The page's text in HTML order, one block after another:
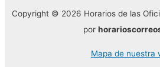
Copyright © 2026 Horarios de las
por
Mapa de nuestra